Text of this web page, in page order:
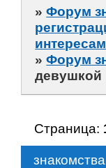
»Форум
»Форум
девушкой
Страница: